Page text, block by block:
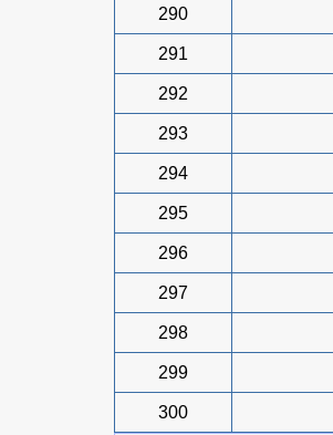
290
291
292
293
294
295
296
297
298
299
300